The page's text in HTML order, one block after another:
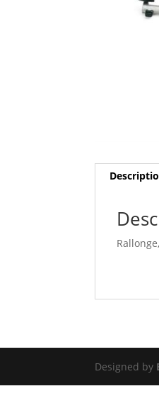
Designed by